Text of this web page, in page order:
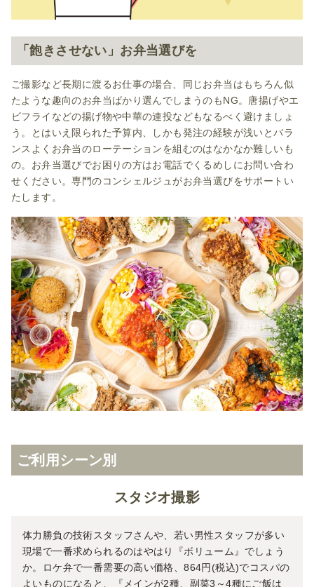
「飽きさせない」お弁当選びを
ご撮影など長期に渡るお仕事の場合、同じお弁当はもちろん似
たような趣向のお弁当ばかり選んでしまうのもNG。唐揚げやエ
ビフライなどの揚げ物や中華の連投などもなるべく避けましょ
う。とはいえ限られた予算内、しかも発注の経験が浅いとバラ
ンスよくお弁当のローテーションを組むのはなかなか難しいも
の。お弁当選びでお困りの方はお電話でくるめしにお問い合わ
せください。専門のコンシェルジュがお弁当選びをサポートい
たします。
ご利用シーン別
スタジオ撮影
体力勝負の技術スタッフさんや、若い男性スタッフが多い
現場で一番求められるのはやはり『ボリューム』でしょう
か。ロケ弁で一番需要の高い価格、864円(税込)でコスパの
よいものになると、『メインが2種、副菜3～4種にご飯は